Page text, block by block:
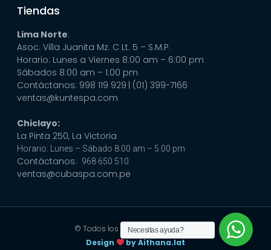
Tiendas
Lima Norte:
Asoc. Villa Juanita Mz. C Lt. 5 – S.M.P.
Horario: Lunes a Viernes 8:00 am – 6:00 pm
Sábados 8:00 am – 1:00 pm
Contáctanos: 998 119 929 | (01) 399-7166
ventas@kuntespa.com
Chiclayo:
La Pinta 250, La Victoria
Horario: Lunes – Sábado 8:00 am – 5:00 pm
Contáctanos: 968 650 510
ventas@cubaspa.com.pe
© Todos los derechos reservados
Design
by Aithana.lat
Necesitas ayuda?